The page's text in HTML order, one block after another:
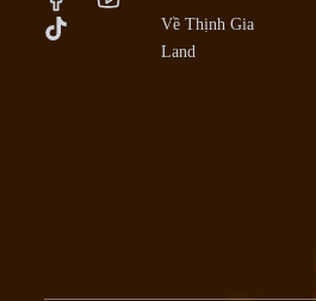
Về Thịnh Gia
Land